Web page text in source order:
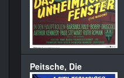
Peitsche, Die